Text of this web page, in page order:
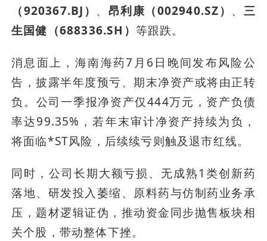
（920367.BJ） 、 昂利康（002940.SZ） 、 三
生国健（688336.SH） 等跟跌。
消息面上，海南海药7月6日晚间发布风险公
告，披露半年度预亏、期末净资产或将由正转
负。公司一季报净资产仅444万元，资产负债
率达99.35%，若年末审计净资产持续为负，
将面临*ST风险，后续续亏则触及退市红线。
同时，公司长期大额亏损、无成熟1类创新药
落地、研发投入萎缩、原料药与仿制药业务承
压，题材逻辑证伪，推动资金同步抛售板块相
关个股，带动整体下挫。